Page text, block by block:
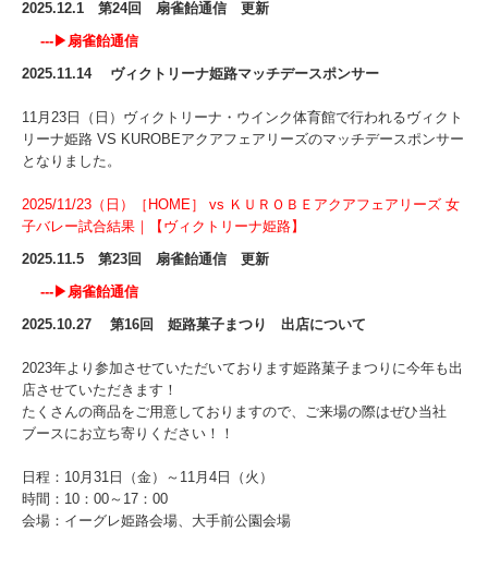
2025.12.1 第24回 扇雀飴通信 更新
---▶ 扇雀飴通信
2025.11.14 ヴィクトリーナ姫路マッチデースポンサー
11月23日（日）ヴィクトリーナ・ウインク体育館で行われるヴィクト
リーナ姫路 VS KUROBEアクアフェアリーズのマッチデースポンサー
となりました。
2025/11/23（日）［HOME］ vs ＫＵＲＯＢＥアクアフェアリーズ 女
子バレー試合結果｜【ヴィクトリーナ姫路】
2025.11.5 第23回 扇雀飴通信 更新
---▶ 扇雀飴通信
2025.10.27 第16回 姫路菓子まつり 出店について
2023年より参加させていただいております姫路菓子まつりに今年も出
店させていただきます！
たくさんの商品をご用意しておりますので、ご来場の際はぜひ当社
ブースにお立ち寄りください！！
日程：10月31日（金）～11月4日（火）
時間：10：00～17：00
会場：イーグレ姫路会場、大手前公園会場